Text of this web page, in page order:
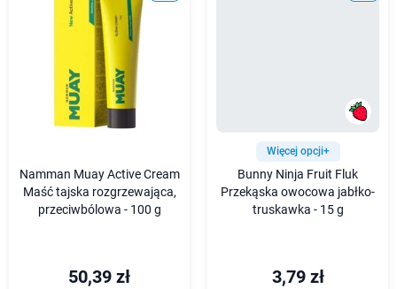
Namman Muay Active Cream
Maść tajska rozgrzewająca,
przeciwbólowa - 100 g
50,39 zł
Więcej opcji+
Bunny Ninja Fruit Fluk
Przekąska owocowa jabłko-
truskawka - 15 g
3,79 zł